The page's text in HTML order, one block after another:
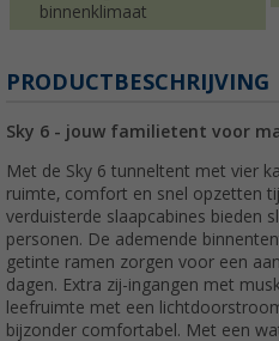
binnenklimaat
PRODUCTBESCHRIJVING
Sky 6 - jouw familietent voor
Met de Sky 6 tunneltent met vier
ruimte, comfort en snel opzetten
verduisterde slaapcabines bieden
personen. De ademende
getinte ramen zorgen voor een
dagen. Extra zij-ingangen met
leefruimte met een
bijzonder comfortabel. Met een